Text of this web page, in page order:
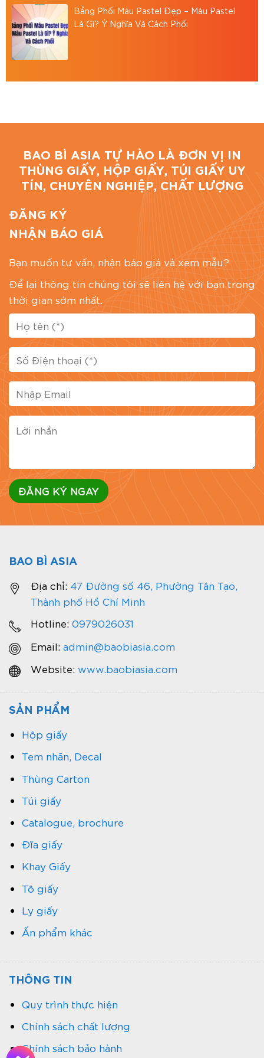
Hotline: 0867886811
Email: baobiasiavn@gmail.com
Website: https://baobiasia.com
Đánh giá bài viết
Bảng Phối Màu Pastel Đẹp – Màu Pastel
Là Gì? Ý Nghĩa Và Cách Phối
BAO BÌ ASIA TỰ HÀO LÀ ĐƠN VỊ IN
THÙNG GIẤY, HỘP GIẤY, TÚI GIẤY UY
TÍN, CHUYÊN NGHIỆP, CHẤT LƯỢNG
ĐĂNG KÝ
NHẬN BÁO GIÁ
Bạn muốn tư vấn, nhận báo giá và xem mẫu?
Để lại thông tin chúng tôi sẽ liên hệ với bạn trong
thời gian sớm nhất.
BAO BÌ ASIA
Địa chỉ: 47 Đường số 46, Phường Tân Tạo,
Thành phố Hồ Chí Minh
Hotline: 0979026031
Email: admin@baobiasia.com
Website: www.baobiasia.com
SẢN PHẨM
Hộp giấy
Tem nhãn, Decal
Thùng Carton
Túi giấy
Catalogue, brochure
Đĩa giấy
Khay Giấy
Tô giấy
Ly giấy
Ấn phẩm khác
THÔNG TIN
Quy trình thực hiện
Chính sách chất lượng
Chính sách bảo hành